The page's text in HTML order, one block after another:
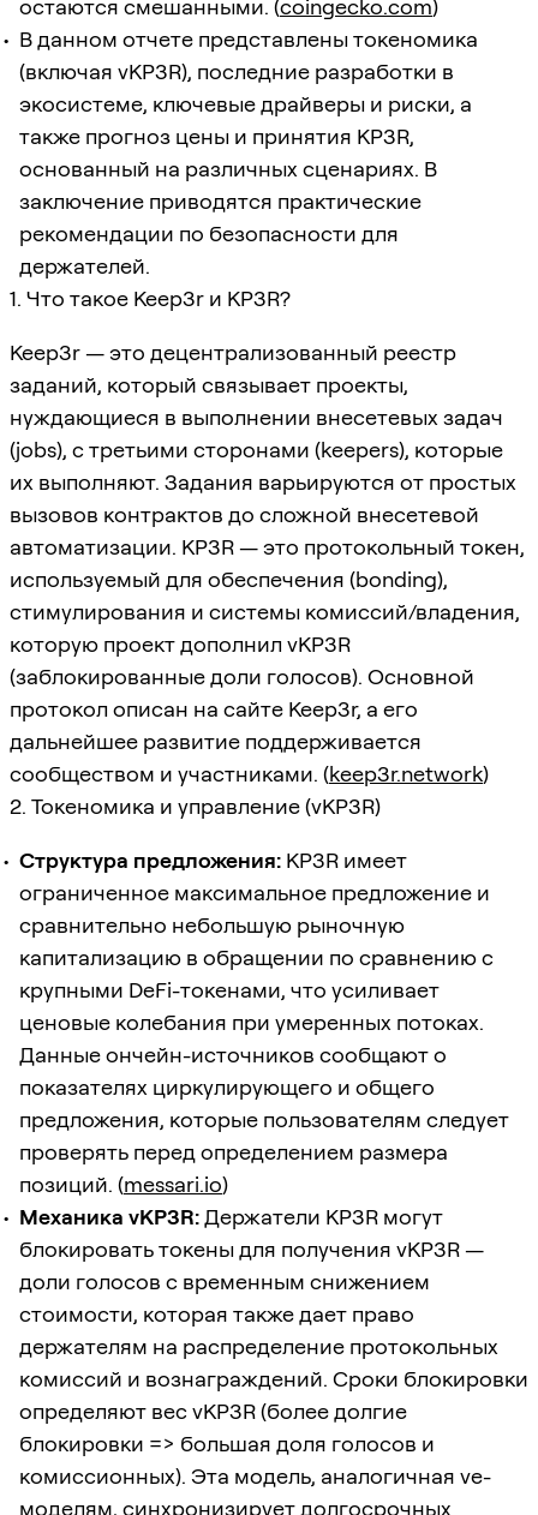
остаются смешанными. (coingecko.com)
В данном отчете представлены токеномика
(включая vKP3R), последние разработки в
экосистеме, ключевые драйверы и риски, а
также прогноз цены и принятия KP3R,
основанный на различных сценариях. В
заключение приводятся практические
рекомендации по безопасности для
держателей.
1. Что такое Keep3r и KP3R?
Keep3r — это децентрализованный реестр
заданий, который связывает проекты,
нуждающиеся в выполнении внесетевых задач
(jobs), с третьими сторонами (keepers), которые
их выполняют. Задания варьируются от простых
вызовов контрактов до сложной внесетевой
автоматизации. KP3R — это протокольный токен,
используемый для обеспечения (bonding),
стимулирования и системы комиссий/владения,
которую проект дополнил vKP3R
(заблокированные доли голосов). Основной
протокол описан на сайте Keep3r, а его
дальнейшее развитие поддерживается
сообществом и участниками. (keep3r.network)
2. Токеномика и управление (vKP3R)
Структура предложения: KP3R имеет
ограниченное максимальное предложение и
сравнительно небольшую рыночную
капитализацию в обращении по сравнению с
крупными DeFi-токенами, что усиливает
ценовые колебания при умеренных потоках.
Данные ончейн-источников сообщают о
показателях циркулирующего и общего
предложения, которые пользователям следует
проверять перед определением размера
позиций. (messari.io)
Механика vKP3R:Держатели KP3R могут
блокировать токены для получения vKP3R —
доли голосов с временным снижением
стоимости, которая также дает право
держателям на распределение протокольных
комиссий и вознаграждений. Сроки блокировки
определяют вес vKP3R (более долгие
блокировки => большая доля голосов и
комиссионных). Эта модель, аналогичная ve-
моделям, синхронизирует долгосрочных